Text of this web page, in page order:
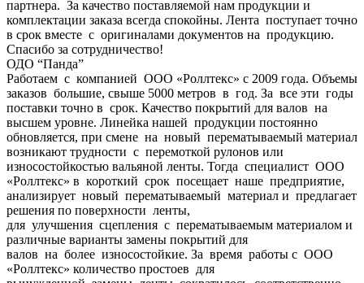
партнера. За качество поставляемой нам продукции и
комплектации заказа всегда спокойны. Лента поступает точно
в срок вместе с оригиналами документов на продукцию.
Спасибо за сотрудничество!
ОДО “Панда”
Работаем с компанией ООО «Роллтекс» с 2009 года. Объемы
заказов большие, свыше 5000 метров в год. За все эти годы
поставки точно в срок. Качество покрытий для валов на
высшем уровне. Линейка нашей продукции постоянно
обновляется, при смене на новый перематываемый материал
возникают трудности с перемоткой рулонов или
износостойкостью вальяной ленты. Тогда специалист ООО
«Роллтекс» в короткий срок посещает наше предприятие,
анализирует новый перематываемый материал и предлагает
решения по поверхности ленты,
для улучшения сцепления с перематываемым материалом и
различные варианты замены покрытий для
валов на более износостойкие. За время работы с ООО
«Роллтекс» количество простоев для